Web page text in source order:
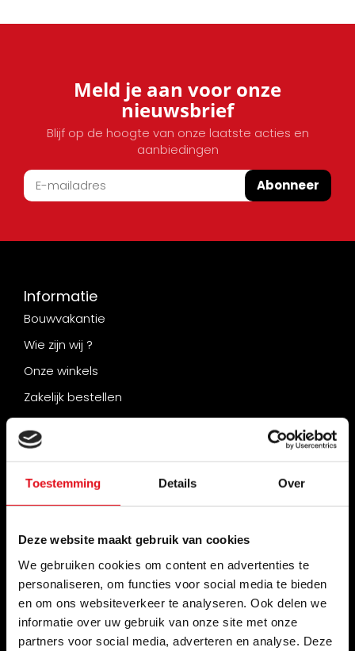
Toestemming Details Over
Deze website maakt gebruik van cookies
We gebruiken cookies om content en advertenties te
personaliseren, om functies voor social media te bieden
en om ons websiteverkeer te analyseren. Ook delen we
informatie over uw gebruik van onze site met onze
partners voor social media, adverteren en analyse. Deze
Meld je aan voor onze
nieuwsbrief
Blijf op de hoogte van onze laatste acties en
aanbiedingen
Abonneer
Informatie
Bouwvakantie
Wie zijn wij ?
Onze winkels
Zakelijk bestellen
Verzenden & retourneren
Betaalmogelijkheden
Veelgestelde vragen
Contact
Zakenpartner worden van Radiator-Outlet.nl
“Nu uit: het magazine waar de branche op heeft
gewacht.” Warmte – Editie 2026